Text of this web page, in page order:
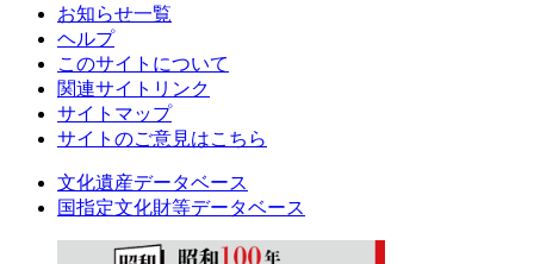
お知らせ一覧
ヘルプ
このサイトについて
関連サイトリンク
サイトマップ
サイトのご意見はこちら
文化遺産データベース
国指定文化財等データベース